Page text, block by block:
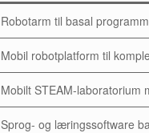
Robotarm til basal
Mobil robotplatform til
Mobilt STEAM-laboratorium
Sprog- og læringssoftware